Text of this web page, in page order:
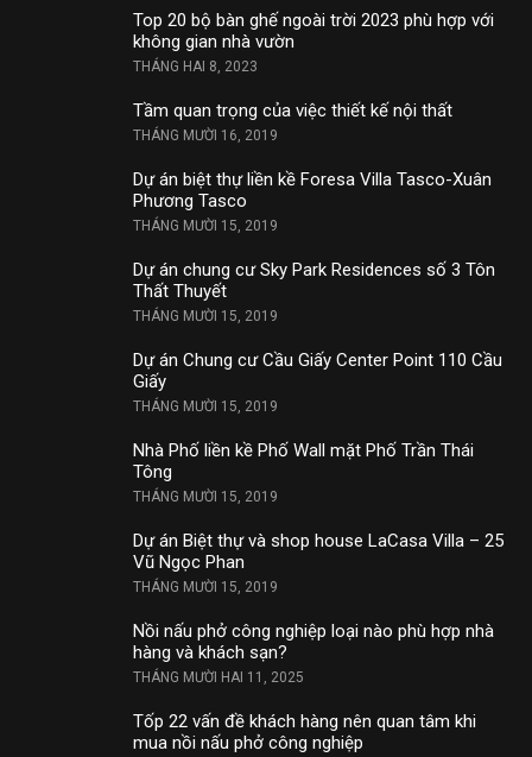
Top 20 bộ bàn ghế ngoài trời 2023 phù hợp với
không gian nhà vườn
THÁNG HAI 8, 2023
Tầm quan trọng của việc thiết kế nội thất
THÁNG MƯỜI 16, 2019
Dự án biệt thự liền kề Foresa Villa Tasco-Xuân
Phương Tasco
THÁNG MƯỜI 15, 2019
Dự án chung cư Sky Park Residences số 3 Tôn
Thất Thuyết
THÁNG MƯỜI 15, 2019
Dự án Chung cư Cầu Giấy Center Point 110 Cầu
Giấy
THÁNG MƯỜI 15, 2019
Nhà Phố liền kề Phố Wall mặt Phố Trần Thái
Tông
THÁNG MƯỜI 15, 2019
Dự án Biệt thự và shop house LaCasa Villa – 25
Vũ Ngọc Phan
THÁNG MƯỜI 15, 2019
Nồi nấu phở công nghiệp loại nào phù hợp nhà
hàng và khách sạn?
THÁNG MƯỜI HAI 11, 2025
Tốp 22 vấn đề khách hàng nên quan tâm khi
mua nồi nấu phở công nghiệp